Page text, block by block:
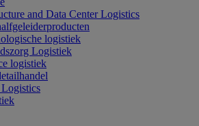
and Data Center Logistics
logistiek
Logistiek
logistiek
Logistics